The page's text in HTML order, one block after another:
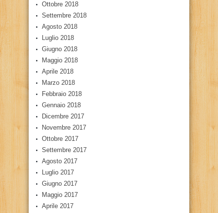
Ottobre 2018
Settembre 2018
Agosto 2018
Luglio 2018
Giugno 2018
Maggio 2018
Aprile 2018
Marzo 2018
Febbraio 2018
Gennaio 2018
Dicembre 2017
Novembre 2017
Ottobre 2017
Settembre 2017
Agosto 2017
Luglio 2017
Giugno 2017
Maggio 2017
Aprile 2017